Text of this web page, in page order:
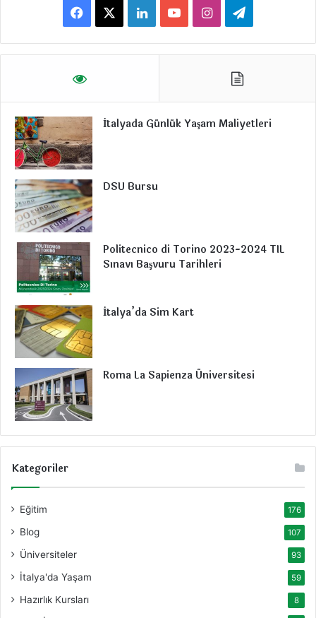
a
b
o
o
k
L
i
e
I
o
u
I
n
a
e
g
İtalyada Günlük Yaşam Maliyetleri
DSU Bursu
Politecnico di Torino 2023-2024 TIL
Sınavı Başvuru Tarihleri
İtalya’da Sim Kart
Roma La Sapienza Üniversitesi
Kategoriler
Eğitim 176
Blog 107
Üniversiteler 93
İtalya'da Yaşam 59
Hazırlık Kursları 8